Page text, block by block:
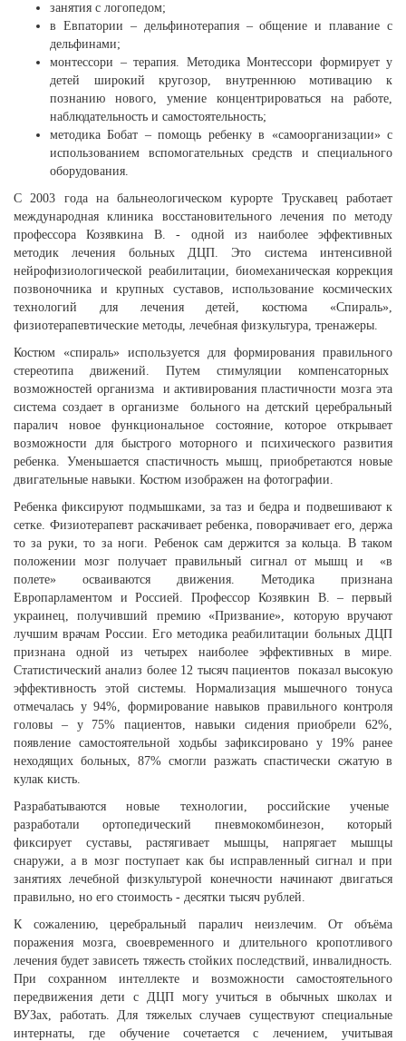
занятия с логопедом;
в Евпатории – дельфинотерапия – общение и плавание с
дельфинами;
монтессори – терапия. Методика Монтессори формирует у
детей широкий кругозор, внутреннюю мотивацию к
познанию нового, умение концентрироваться на работе,
наблюдательность и самостоятельность;
методика Бобат – помощь ребенку в «самоорганизации» с
использованием вспомогательных средств и специального
оборудования.
С 2003 года на бальнеологическом курорте Трускавец работает
международная клиника восстановительного лечения по методу
профессора Козявкина В. - одной из наиболее эффективных
методик лечения больных ДЦП. Это система интенсивной
нейрофизиологической реабилитации, биомеханическая коррекция
позвоночника и крупных суставов, использование космических
технологий для лечения детей, костюма «Спираль»,
физиотерапевтические методы, лечебная физкультура, тренажеры.
Костюм «спираль» используется для формирования правильного
стереотипа движений. Путем стимуляции компенсаторных
возможностей организма и активирования пластичности мозга эта
система создает в организме больного на детский церебральный
паралич новое функциональное состояние, которое открывает
возможности для быстрого моторного и психического развития
ребенка. Уменьшается спастичность мышц, приобретаются новые
двигательные навыки. Костюм изображен на фотографии.
Ребенка фиксируют подмышками, за таз и бедра и подвешивают к
сетке. Физиотерапевт раскачивает ребенка, поворачивает его, держа
то за руки, то за ноги. Ребенок сам держится за кольца. В таком
положении мозг получает правильный сигнал от мышц и «в
полете» осваиваются движения. Методика признана
Европарламентом и Россией. Профессор Козявкин В. – первый
украинец, получивший премию «Призвание», которую вручают
лучшим врачам России. Его методика реабилитации больных ДЦП
признана одной из четырех наиболее эффективных в мире.
Статистический анализ более 12 тысяч пациентов показал высокую
эффективность этой системы. Нормализация мышечного тонуса
отмечалась у 94%, формирование навыков правильного контроля
головы – у 75% пациентов, навыки сидения приобрели 62%,
появление самостоятельной ходьбы зафиксировано у 19% ранее
неходящих больных, 87% смогли разжать спастически сжатую в
кулак кисть.
Разрабатываются новые технологии, российские ученые
разработали ортопедический пневмокомбинезон, который
фиксирует суставы, растягивает мышцы, напрягает мышцы
снаружи, а в мозг поступает как бы исправленный сигнал и при
занятиях лечебной физкультурой конечности начинают двигаться
правильно, но его стоимость - десятки тысяч рублей.
К сожалению, церебральный паралич неизлечим. От объёма
поражения мозга, своевременного и длительного кропотливого
лечения будет зависеть тяжесть стойких последствий, инвалидность.
При сохранном интеллекте и возможности самостоятельного
передвижения дети с ДЦП могу учиться в обычных школах и
ВУЗах, работать. Для тяжелых случаев существуют специальные
интернаты, где обучение сочетается с лечением, учитывая